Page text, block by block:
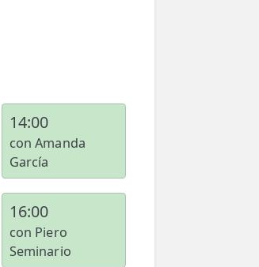
14:00
con Amanda
García
16:00
con Piero
Seminario